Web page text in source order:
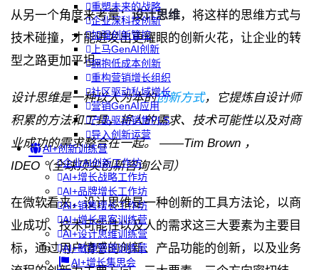
重塑未来的战略
企业深科技创新
加强创新管控
上马GenAI创新
拥抱低成本创新
重构营销增长组织
社区驱动私域增长
营销GenAI应用
产品驱动销售PLS
导入创新运营
AI+创新训练营
企业AI创新工作坊
AI+增长战略工作坊
AI+品牌增长工作坊
AI+销售增长工作坊
AI+增长黑客训练营
AI+设计思维训练营
AI+敏捷管理训练营
AI+增长集思会
从另一个角度来考量：设计思维，将这样的思维方式与
技术碰撞，才能迸发出更耀眼的创新火花，让企业的转
型之路更加平坦。
设计思维是一种以人为本的创新方式，它提炼自设计师
积累的方法和工具，将人的需求、技术可能性以及对商
业成功的需求整合在一起。 ——Tim Brown ，
IDEO（全球顶尖创新咨询公司）
在微软看来，设计思维是一种创新的工具方法论，以商
业成功、技术可能性以及人的需求这三大要素为主要目
标，通过用户情感的创新、产品功能的创新，以及业务